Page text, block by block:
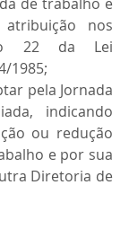
nos
22 da Lei
1985;
pela Jornada
indicando
ou redução
e por sua
Diretoria de